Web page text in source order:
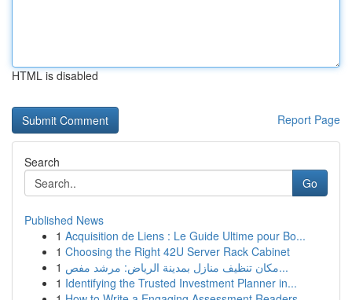
HTML is disabled
Report Page
Search
Go
Published News
1 Acquisition de Liens : Le Guide Ultime pour Bo...
1 Choosing the Right 42U Server Rack Cabinet
1
مكان تنظيف منازل بمدينة الرياض: مرشد مفص...
1 Identifying the Trusted Investment Planner in...